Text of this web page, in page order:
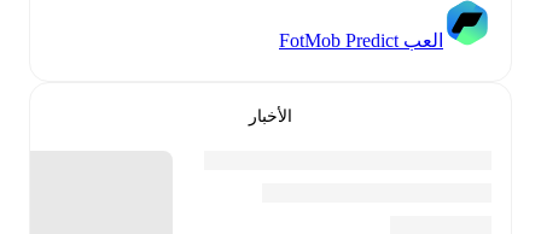
العب FotMob Predict
الأخبار